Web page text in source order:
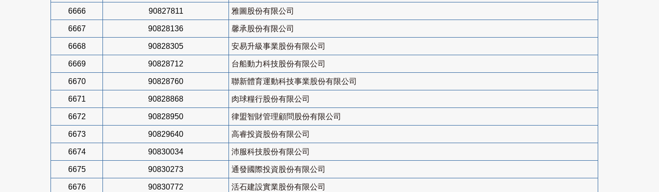
6666 90827811 雅圖股份有限公司
6667 90828136 馨承股份有限公司
6668 90828305 安易升級事業股份有限公司
6669 90828712 台船動力科技股份有限公司
6670 90828760 聯新體育運動科技事業股份有限公司
6671 90828868 肉球糧行股份有限公司
6672 90828950 律盟智財管理顧問股份有限公司
6673 90829640 高睿投資股份有限公司
6674 90830034 沛服科技股份有限公司
6675 90830273 通發國際投資股份有限公司
6676 90830772 活石建設實業股份有限公司